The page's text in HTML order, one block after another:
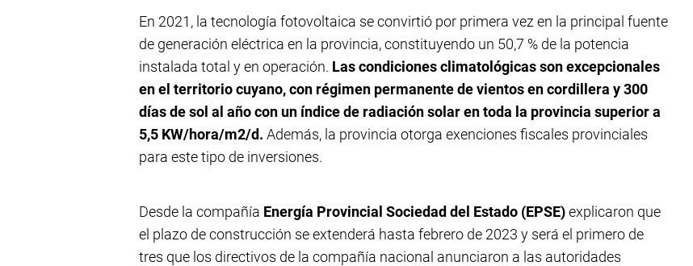
En 2021, la tecnología fotovoltaica se convirtió por primera vez en la principal fuente
de generación eléctrica en la provincia, constituyendo un 50,7 % de la potencia
instalada total y en operación. Las condiciones climatológicas son excepcionales
en el territorio cuyano, con régimen permanente de vientos en cordillera y 300
días de sol al año con un índice de radiación solar en toda la provincia superior a
5,5 KW/hora/m2/d. Además, la provincia otorga exenciones fiscales provinciales
para este tipo de inversiones.
Desde la compañía Energía Provincial Sociedad del Estado (EPSE)explicaron que
el plazo de construcción se extenderá hasta febrero de 2023 y será el primero de
tres que los directivos de la compañía nacional anunciaron a las autoridades